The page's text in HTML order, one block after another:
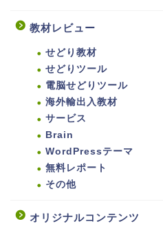
教材レビュー
せどり教材
せどりツール
電脳せどりツール
海外輸出入教材
サービス
Brain
WordPressテーマ
無料レポート
その他
オリジナルコンテンツ